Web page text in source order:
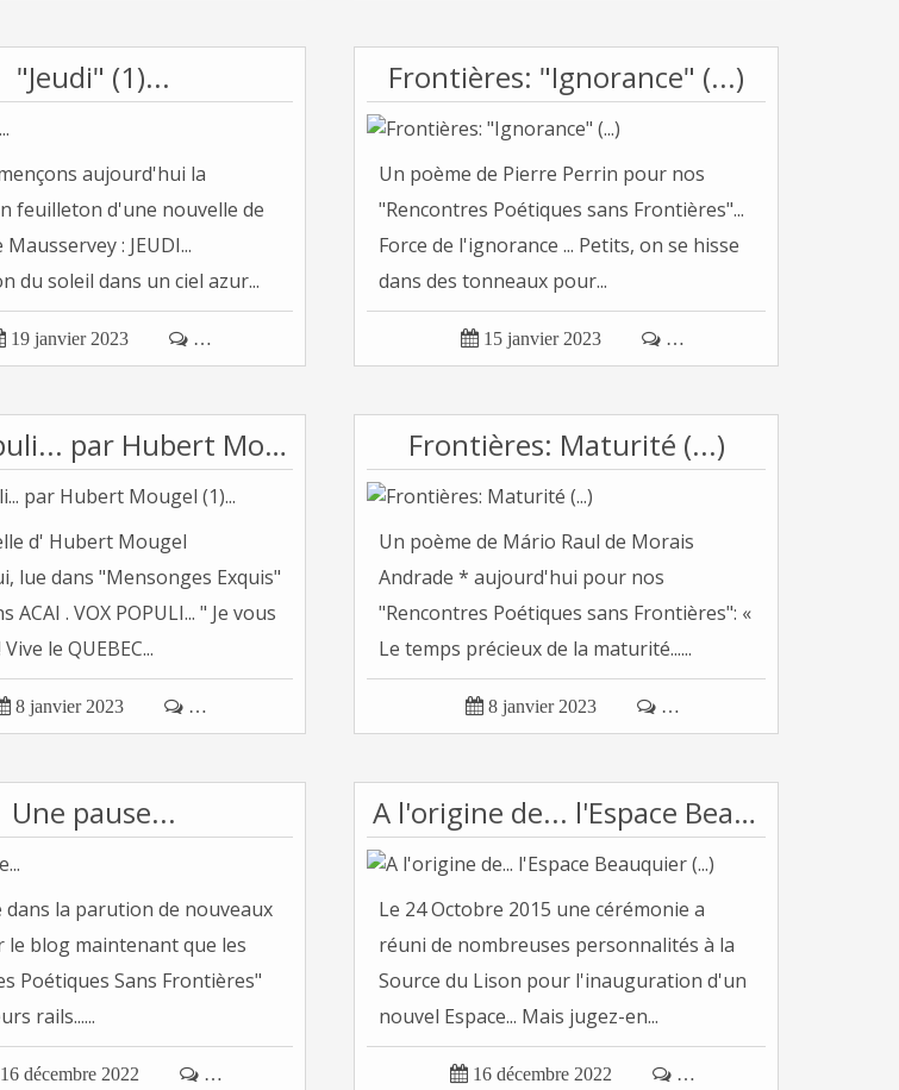
"Jeudi" (1)...
aujourd'hui la
feuilleton d'une nouvelle de
: JEUDI...
du soleil dans un ciel azur...
19 janvier 2023  …
Frontières: "Ignorance" (...)
Un poème de Pierre Perrin pour nos
"Rencontres Poétiques sans Frontières"...
Force de l'ignorance ... Petits, on se hisse
dans des tonneaux pour...
 15 janvier 2023  …
Vox Populi... par Hubert Mougel (1)...
d' Hubert Mougel
lue dans "Mensonges Exquis"
ACAI . VOX POPULI... " Je vous
le QUEBEC...
8 janvier 2023  …
Frontières: Maturité (...)
Un poème de Mário Raul de Morais
Andrade * aujourd'hui pour nos
"Rencontres Poétiques sans Frontières": «
Le temps précieux de la maturité......
 8 janvier 2023  …
Une pause...
dans la parution de nouveaux
le blog maintenant que les
Poétiques Sans Frontières"
rails......
16 décembre 2022  …
A l'origine de... l'Espace Beauquier (...)
Le 24 Octobre 2015 une cérémonie a
réuni de nombreuses personnalités à la
Source du Lison pour l'inauguration d'un
nouvel Espace... Mais jugez-en...
 16 décembre 2022  …